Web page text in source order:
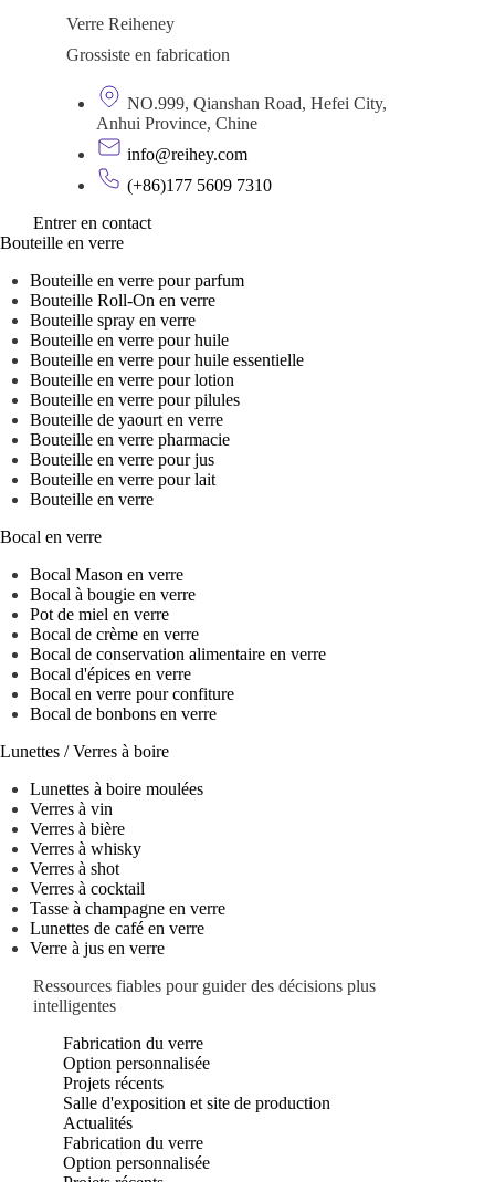
Verre Reiheney
Grossiste en fabrication
NO.999, Qianshan Road, Hefei City,
Anhui Province, Chine
info@reihey.com
(+86)177 5609 7310
Entrer en contact
Bouteille en verre
Bouteille en verre pour parfum
Bouteille Roll-On en verre
Bouteille spray en verre
Bouteille en verre pour huile
Bouteille en verre pour huile essentielle
Bouteille en verre pour lotion
Bouteille en verre pour pilules
Bouteille de yaourt en verre
Bouteille en verre pharmacie
Bouteille en verre pour jus
Bouteille en verre pour lait
Bouteille en verre
Bocal en verre
Bocal Mason en verre
Bocal à bougie en verre
Pot de miel en verre
Bocal de crème en verre
Bocal de conservation alimentaire en verre
Bocal d'épices en verre
Bocal en verre pour confiture
Bocal de bonbons en verre
Lunettes / Verres à boire
Lunettes à boire moulées
Verres à vin
Verres à bière
Verres à whisky
Verres à shot
Verres à cocktail
Tasse à champagne en verre
Lunettes de café en verre
Verre à jus en verre
Inactif
Ressources fiables pour guider des décisions plus
intelligentes
Fabrication du verre
Option personnalisée
Projets récents
Salle d'exposition et site de production
Actualités
Fabrication du verre
Option personnalisée